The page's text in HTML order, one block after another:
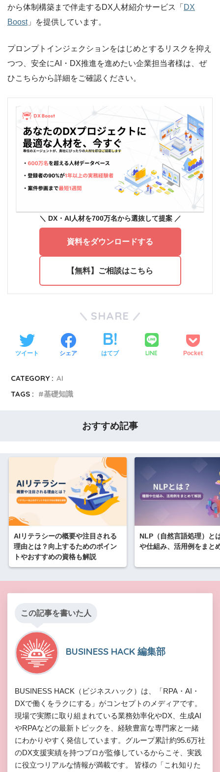
から体制構築まで伴走するDX人材紹介サービス「 DX
Boost」を提供しています。
プロンプトインジェクションをはじめとするリスクを抑え
つつ、安全にAI・DX推進を進めたい企業担当者様は、ぜ
ひこちらから詳細をご確認ください。
＼ DX・AI人材を700万名から選抜して提案／
資料をダウンロードする
【無料】ご相談はこちら
SHARE
ツイート シェア はてブ LINE Pocket
CATEGORY : AI
TAGS :
基礎知識
おすすめ記事
AIリテラシーの概要や注目される
理由とは？向上するためのポイン
トやおすすめの資格も解説
NLP（自然言語処理）と
や仕組み、活用例をまと
この記事を書いた人
BUSINESS HACK 編集部
BUSINESS HACK（ビジネスハック）は、「RPA・AI・
DXで働くをラクにする」がコンセプトのメディアです。
現場で実際に取り組まれている業務効率化やDX、生成AI
やRPAなどの最新トピックを、経験豊富な専門家と一緒
にわかりやすく発信しています。グループ累計約95.6万社
のDX支援実績を持つプロが監修しているからこそ、実践
に役立つリアルな情報が満載です。 皆様の「これ知りた